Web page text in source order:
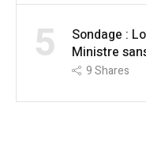
5
Sondage :
Ministre
9Shares